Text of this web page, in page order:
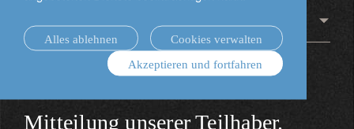
Alles ablehnen
Cookies verwalten
Akzeptieren und fortfahren
Mitteilung unserer Teilhaber.